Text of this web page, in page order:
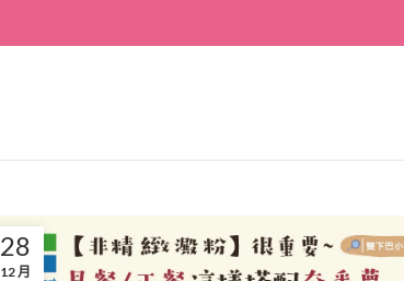
28
12 月